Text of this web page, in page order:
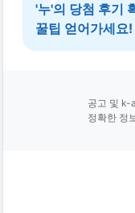
'누'의 당첨 후기
꿀팁 얻어가세요!
공고 및 k-
정확한 정